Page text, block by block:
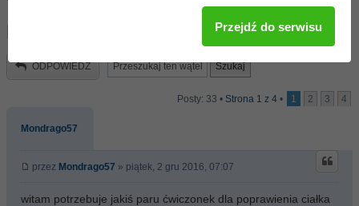
hantle :)
ODPOWIEDZ
Posty: 33 • Strona 1 z 4 • 1 2 3 4
Mondrago57
przez Mondrago57 » piątek, 2 gru 2016, 07:07
witam potrzebuje jakiś paru ćwiczonek dla poprawienia ciałka
Przejdź do serwisu